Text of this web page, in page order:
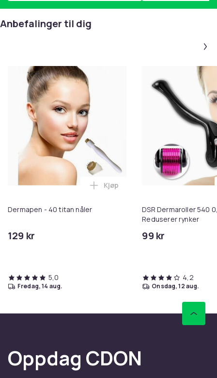
Produktsikkerhetsinformasjon
Anbefalinger til dig
Dermapen - 40 titan nåler
129 kr
Legg Dermapen - 40 titan nåler
Kjøp
5,0
fredag, 14 aug.
DSR Dermaroller 540
Reduserer rynker
99 kr
4,2
onsdag, 12 aug.
Oppdag CDON